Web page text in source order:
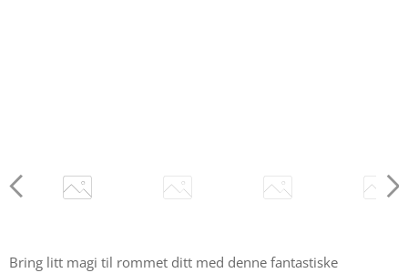
Bring litt magi til rommet ditt med denne fantastiske